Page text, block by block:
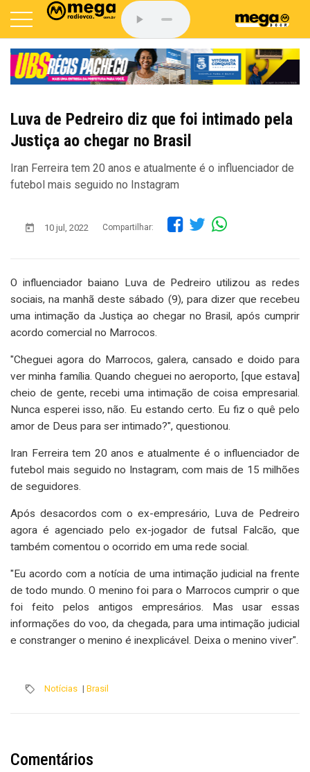
Luva de Pedreiro diz que foi intimado pela
Justiça ao chegar no Brasil
Iran Ferreira tem 20 anos e atualmente é o influenciador de
futebol mais seguido no Instagram
10 jul, 2022 Compartilhar:
O influenciador baiano Luva de Pedreiro utilizou as redes
sociais, na manhã deste sábado (9), para dizer que recebeu
uma intimação da Justiça ao chegar no Brasil, após cumprir
acordo comercial no Marrocos.
"Cheguei agora do Marrocos, galera, cansado e doido para
ver minha família. Quando cheguei no aeroporto, [que estava]
cheio de gente, recebi uma intimação de coisa empresarial.
Nunca esperei isso, não. Eu estando certo. Eu fiz o quê pelo
amor de Deus para ser intimado?", questionou.
Iran Ferreira tem 20 anos e atualmente é o influenciador de
futebol mais seguido no Instagram, com mais de 15 milhões
de seguidores.
Após desacordos com o ex-empresário, Luva de Pedreiro
agora é agenciado pelo ex-jogador de futsal Falcão, que
também comentou o ocorrido em uma rede social.
"Eu acordo com a notícia de uma intimação judicial na frente
de todo mundo. O menino foi para o Marrocos cumprir o que
foi feito pelos antigos empresários. Mas usar essas
informações do voo, da chegada, para uma intimação judicial
e constranger o menino é inexplicável. Deixa o menino viver".
Notícias | Brasil
Comentários